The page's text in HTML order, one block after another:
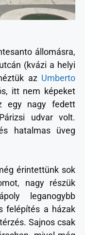
állomásra,
(kvázi a helyi
az Umberto
itt nem képeket
egy nagy fedett
udvar volt.
hatalmas üveg
érintettünk sok
nagy részük
leganogybb
felépítés a házak
Sajnos csak